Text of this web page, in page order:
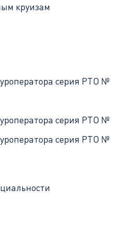
круизам
серия РТО №
серия РТО №
серия РТО №